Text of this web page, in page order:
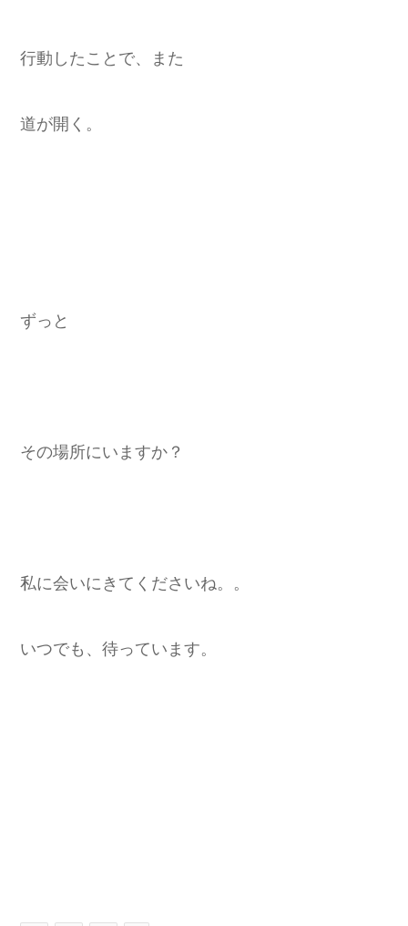
行動したことで、また
道が開く。
ずっと
その場所にいますか？
私に会いにきてくださいね。。
いつでも、待っています。